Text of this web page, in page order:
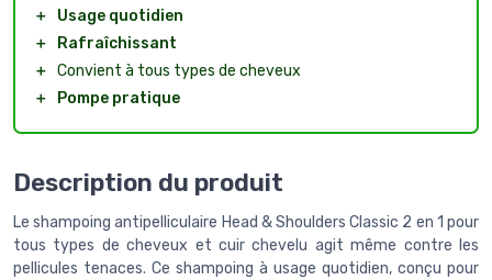
＋
Usage quotidien
＋
Rafraîchissant
＋ Convient à tous types de cheveux
＋
Pompe pratique
Description du produit
Le shampoing antipelliculaire Head & Shoulders Classic 2 en 1 pour
tous types de cheveux et cuir chevelu agit même contre les
pellicules tenaces. Ce shampoing à usage quotidien, conçu pour